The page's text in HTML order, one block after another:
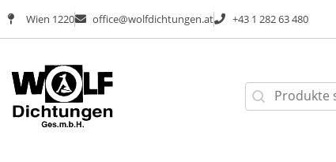
Wien 1220 office@wolfdichtungen.at +43 1 282 63 480